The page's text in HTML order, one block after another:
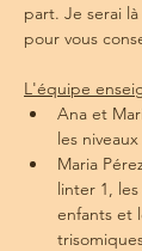
part. Je serai
pour vous
L'équipe
Ana et
les
Maria
linter 1, les
enfants et